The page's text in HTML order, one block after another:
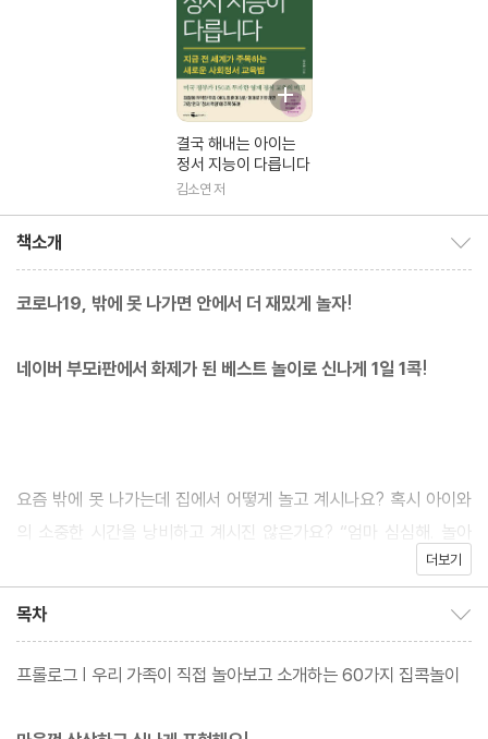
결국 해내는 아이는
정서 지능이 다릅니다
김소연 저
책소개
코로나19, 밖에 못 나가면 안에서 더 재밌게 놀자!
네이버 부모i판에서 화제가 된 베스트 놀이로 신나게 1일 1콕!
요즘 밖에 못 나가는데 집에서 어떻게 놀고 계시나요? 혹시 아이와
의 소중한 시간을 낭비하고 계시진 않은가요? “엄마 심심해. 놀아
줘!”라는 말에 더 이상 당황하지 말고 “오늘 1콕 할까?” 말해보세요.
지? 방콕24시 시간순삭 집콕놀이” 이벤트에 달린 2000여 개의 댓
글 중 가장 반응이 좋았던 60가지 놀이를 엄선했습니다. 간단한 10
이가 준비되어 있답니다. 창의력이 쑥쑥 자라는 미술 놀이, 집에서도
더보기
목차
프롤로그 | 우리 가족이 직접 놀아보고 소개하는 60가지 집콕놀이